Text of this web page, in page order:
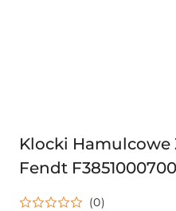
Klocki Hamulcowe
Fendt
1964139C1,
(0)